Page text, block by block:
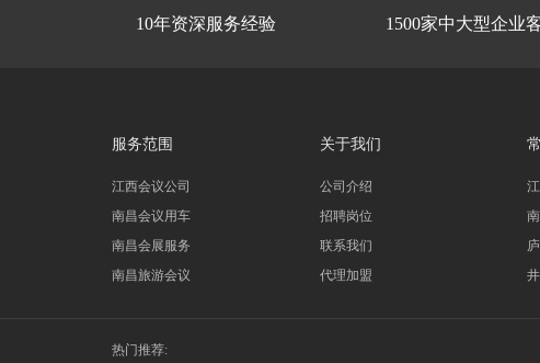
10年资深服务经验 1500家中大型企业
服务范围
江西会议公司
南昌会议用车
南昌会展服务
南昌旅游会议
关于我们
公司介绍
招聘岗位
联系我们
代理加盟
热门推荐: